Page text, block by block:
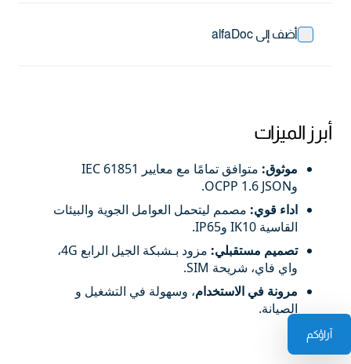
آراؤكم
أضف إلى alfaDoc
أبرز الميزات
موثوق:
متوافق تمامًا مع معايير IEC 61851
وOCPP 1.6 JSON.
اداء قوي: مصمم ليتحمل العوامل الجوية والبيئات
القاسية IK10 وIP65.
تصميم مستقبلي:
مزود بـشبكة الجيل الرابع 4G،
واي فاي، شريحة SIM.
مرونة في الاستخدام، وسهولة في التشغيل و
الصيانة.